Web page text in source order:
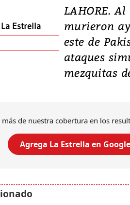
Estrella
LAHORE.
murieron
este de
ataques
mezquitas
más de nuestra cobertura en los
Agrega La Estrella en
al